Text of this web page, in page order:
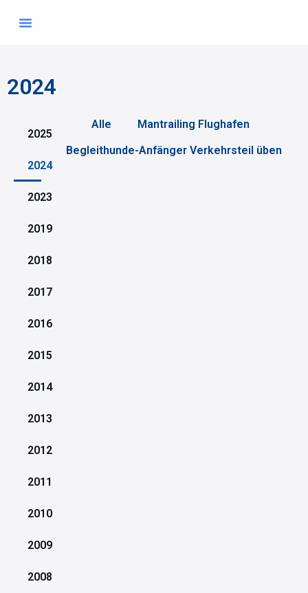
2024
2025
2024
2023
2019
2018
2017
2016
2015
2014
2013
2012
2011
2010
2009
2008
Alle
Mantrailing Flughafen
Begleithunde-Anfänger Verkehrsteil üben